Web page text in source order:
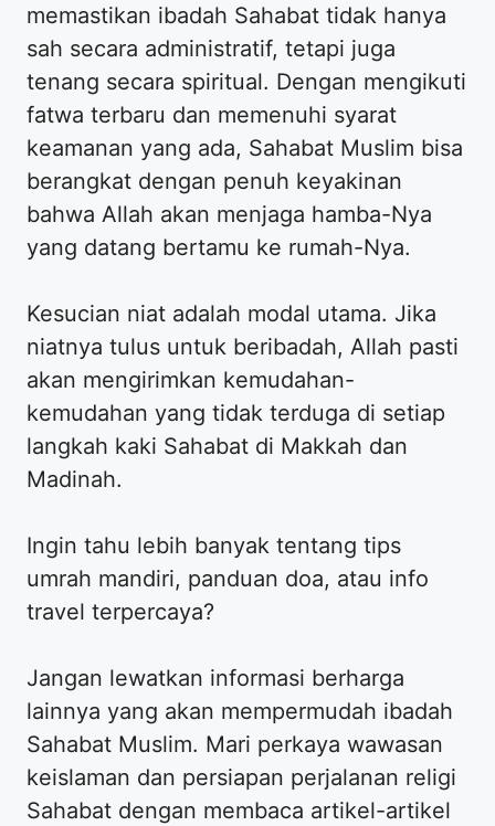
memastikan ibadah Sahabat tidak hanya
sah secara administratif, tetapi juga
tenang secara spiritual. Dengan mengikuti
fatwa terbaru dan memenuhi syarat
keamanan yang ada, Sahabat Muslim bisa
berangkat dengan penuh keyakinan
bahwa Allah akan menjaga hamba-Nya
yang datang bertamu ke rumah-Nya.
​Kesucian niat adalah modal utama. Jika
niatnya tulus untuk beribadah, Allah pasti
akan mengirimkan kemudahan-
kemudahan yang tidak terduga di setiap
langkah kaki Sahabat di Makkah dan
Madinah.
​Ingin tahu lebih banyak tentang tips
umrah mandiri, panduan doa, atau info
travel terpercaya?
​Jangan lewatkan informasi berharga
lainnya yang akan mempermudah ibadah
Sahabat Muslim. Mari perkaya wawasan
keislaman dan persiapan perjalanan religi
Sahabat dengan membaca artikel-artikel